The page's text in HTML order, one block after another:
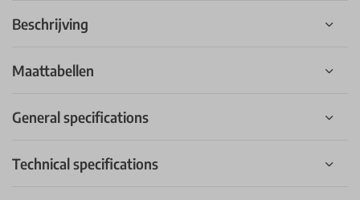
Beschrijving
Maattabellen
General specifications
Technical specifications